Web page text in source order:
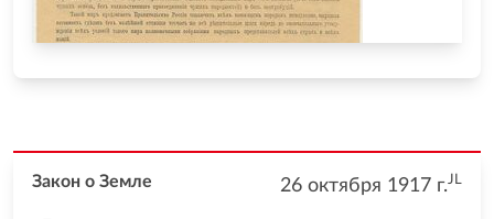
26 октября 1917 г.JL
Закон о Земле